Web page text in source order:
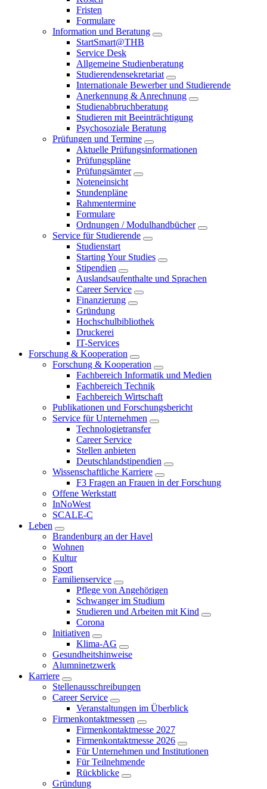
Fristen
Formulare
Information und Beratung
StartSmart@THB
Service Desk
Allgemeine Studienberatung
Studierendensekretariat
Internationale Bewerber und Studierende
Anerkennung & Anrechnung
Studienabbruchberatung
Studieren mit Beeinträchtigung
Psychosoziale Beratung
Prüfungen und Termine
Aktuelle Prüfungsinformationen
Prüfungspläne
Prüfungsämter
Noteneinsicht
Stundenpläne
Rahmentermine
Formulare
Ordnungen / Modulhandbücher
Service für Studierende
Studienstart
Starting Your Studies
Stipendien
Auslandsaufenthalte und Sprachen
Career Service
Finanzierung
Gründung
Hochschulbibliothek
Druckerei
IT-Services
Forschung & Kooperation
Forschung & Kooperation
Fachbereich Informatik und Medien
Fachbereich Technik
Fachbereich Wirtschaft
Publikationen und Forschungsbericht
Service für Unternehmen
Technologietransfer
Career Service
Stellen anbieten
Deutschlandstipendien
Wissenschaftliche Karriere
F3 Fragen an Frauen in der Forschung
Offene Werkstatt
InNoWest
SCALE-C
Leben
Brandenburg an der Havel
Wohnen
Kultur
Sport
Familienservice
Pflege von Angehörigen
Schwanger im Studium
Studieren und Arbeiten mit Kind
Corona
Initiativen
Klima-AG
Gesundheitshinweise
Alumninetzwerk
Karriere
Stellenausschreibungen
Career Service
Veranstaltungen im Überblick
Firmenkontaktmessen
Firmenkontaktmesse 2027
Firmenkontaktmesse 2026
Für Unternehmen und Institutionen
Für Teilnehmende
Rückblicke
Gründung